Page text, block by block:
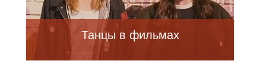
Танцы в фильмах